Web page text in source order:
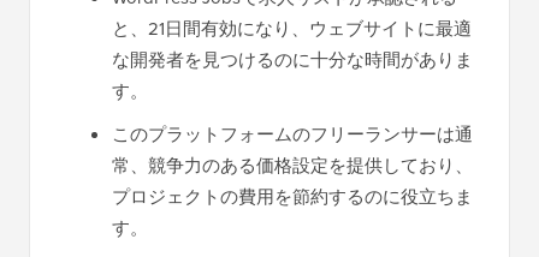
と、21日間有効になり、ウェブサイトに最適
な開発者を見つけるのに十分な時間がありま
す。
このプラットフォームのフリーランサーは通
常、競争力のある価格設定を提供しており、
プロジェクトの費用を節約するのに役立ちま
す。